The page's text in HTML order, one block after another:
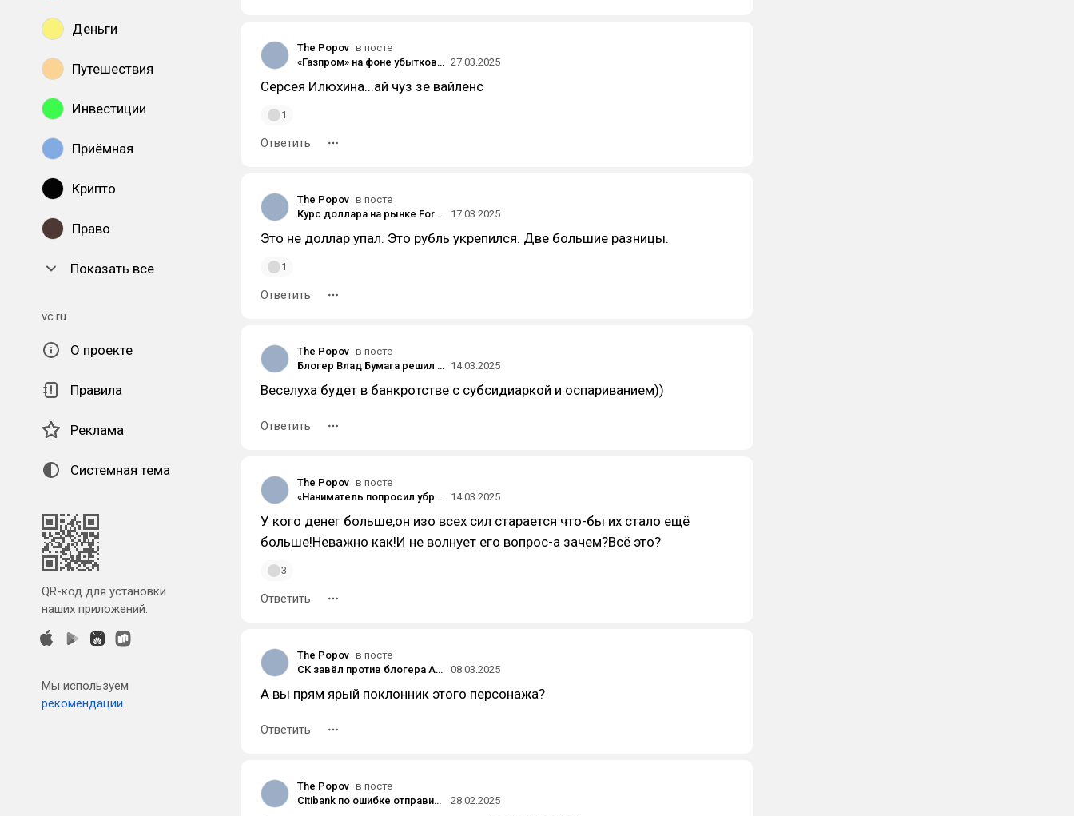
Деньги
Путешествия
Инвестиции
Приёмная
Крипто
Право
Показать все
vc.ru
О проекте
Правила
Реклама
Системная тема
QR-код для установки
наших приложений.
Мы используем
рекомендации.
The Popov в посте
«Газпром» на фоне убытков ждёт реструктуризация, её возглавляет местная «Серсея Ланнистер» Елена Илюхина — FT 27.03.2025
Серсея Илюхина...ай чуз зе вайленс
1
Ответить
The Popov в посте
Курс доллара на рынке Forex упал ниже 84 рублей, индекс Мосбиржи растёт
17.03.2025
Это не доллар упал. Это рубль укрепился. Две большие разницы.
1
Ответить
The Popov в посте
Блогер Влад Бумага решил обанкротить свою компанию по продаже снеков в России 14.03.2025
Веселуха будет в банкротстве с субсидиаркой и оспариванием))
Ответить
The Popov в посте
«Наниматель попросил убрать из видео надпись "Тестовое задание". Отказал ему, а он — мне»: в Х обсуждают, как компании «разводят» соискателей
14.03.2025
У кого денег больше,он изо всех сил старается что-бы их стало ещё
больше!Неважно как!И не волнует его вопрос-а зачем?Всё это?
3
Ответить
The Popov в посте
СК завёл против блогера Александры Митрошиной уголовное дело об отмывании денег
08.03.2025
А вы прям ярый поклонник этого персонажа?
Ответить
The Popov в посте
Citibank по ошибке отправил клиенту $81 трлн вместо $280 — но перевод остановили, так что деньги остались у банка
28.02.2025